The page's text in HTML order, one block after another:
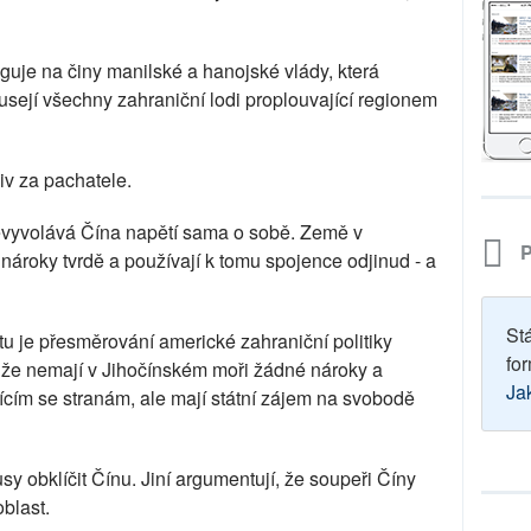
na činy manilské a hanojské vlády, která
všechny zahraniční lodi proplouvající regionem
za pachatele.
Čína napětí sama o sobě. Země v
tvrdě a používají k tomu spojence odjinud - a
je přesměrování americké zahraniční politiky
nemají v Jihočínském moři žádné nároky a
se stranám, ale mají státní zájem na svobodě
obklíčit Čínu. Jiní argumentují, že soupeři Číny